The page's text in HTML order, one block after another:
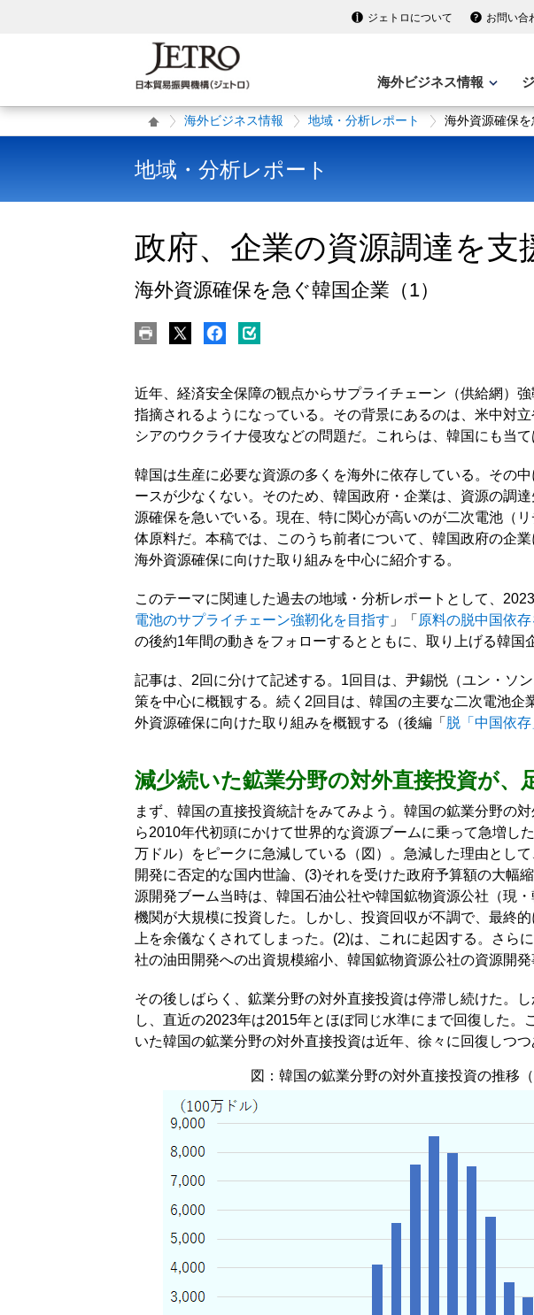
ジェトロについて お問い合
海外ビジネス情報
海外ビジネス情報 地域・分析レポート 海外資源確保
地域・分析レポート
政府、企業の資源調達を支
海外資源確保を急ぐ韓国企業（1）
近年、経済安全保障の観点からサプライチェーン（供給網）
指摘されるようになっている。その背景にあるのは、米中対
シアのウクライナ侵攻などの問題だ。これらは、韓国にも当て
韓国は生産に必要な資源の多くを海外に依存している。その
ースが少なくない。そのため、韓国政府・企業は、資源の調
源確保を急いでいる。現在、特に関心が高いのが二次電池（
体原料だ。本稿では、このうち前者について、韓国政府の企
海外資源確保に向けた取り組みを中心に紹介する。
このテーマに関連した過去の地域・分析レポートとして、
電池のサプライチェーン強靭化を目指す 」「 原料の脱中国依
の後約1年間の動きをフォローするとともに、取り上げる韓国
記事は、2回に分けて記述する。1回目は、尹錫悦（ユン・ソ
策を中心に概観する。続く2回目は、韓国の主要な二次電池企
外資源確保に向けた取り組みを概観する（後編「 脱「中国依
減少続いた鉱業分野の対外直接投資が、
まず、韓国の直接投資統計をみてみよう。韓国の鉱業分野の
ら2010年代初頭にかけて世界的な資源ブームに乗って急増し
万ドル）をピークに急減している（図）。急減した理由とし
開発に否定的な国内世論、(3)それを受けた政府予算額の大幅
源開発ブーム当時は、韓国石油公社や韓国鉱物資源公社（現
機関が大規模に投資した。しかし、投資回収が不調で、最終
上を余儀なくされてしまった。(2)は、これに起因する。さら
社の油田開発への出資規模縮小、韓国鉱物資源公社の資源開発
その後しばらく、鉱業分野の対外直接投資は停滞し続けた。
し、直近の2023年は2015年とほぼ同じ水準にまで回復した。
いた韓国の鉱業分野の対外直接投資は近年、徐々に回復しつつ
図：韓国の鉱業分野の対外直接投資の推移（